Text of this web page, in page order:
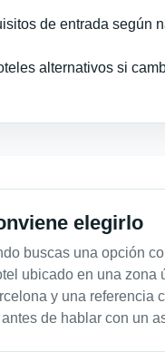
de entrada según
alternativos si
elegirlo
buscas una opción
ubicado en una zona
y una referencia
de hablar con un